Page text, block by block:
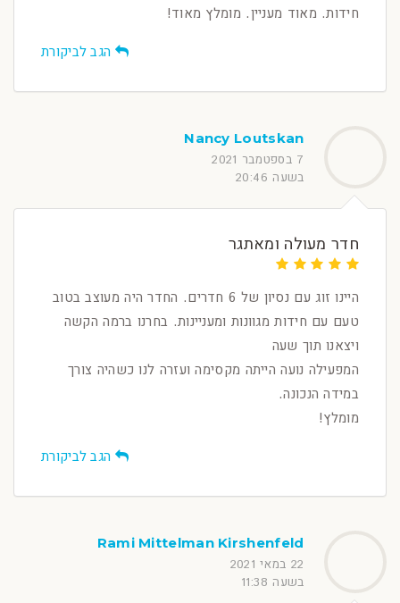
חידות. מאוד מעניין. מומלץ מאוד!
הגב לביקורת
Nancy Loutskan
7 בספטמבר 2021
בשעה 20:46
חדר מעולה ומאתגר
היינו זוג עם נסיון של 6 חדרים. החדר היה מעוצב בטוב
טעם עם חידות מגוונות ומעניינות. בחרנו ברמה הקשה
ויצאנו תוך שעה
המפעילה נועה הייתה מקסימה ועזרה לנו כשהיה צורך
במידה הנכונה.
מומלץ!
הגב לביקורת
Rami Mittelman Kirshenfeld
22 במאי 2021
בשעה 11:38